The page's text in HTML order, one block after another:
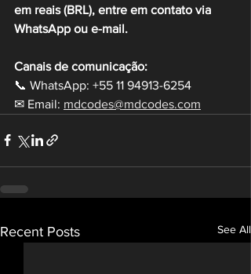
em reais (BRL), entre em contato via
WhatsApp ou e-mail.
Canais de comunicação:
📞 WhatsApp: +55 11 94913-6254
✉ Email: mdcodes@mdcodes.com
Recent Posts See All